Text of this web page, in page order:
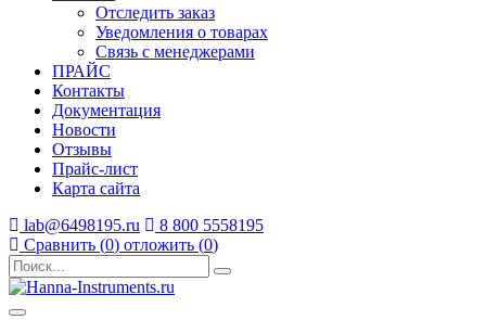
Отследить заказ
Уведомления о товарах
Связь с менеджерами
ПРАЙС
Контакты
Документация
Новости
Отзывы
Прайс-лист
Карта сайта
lab@6498195.ru
8 800 5558195
Сравнить (0) отложить (0)